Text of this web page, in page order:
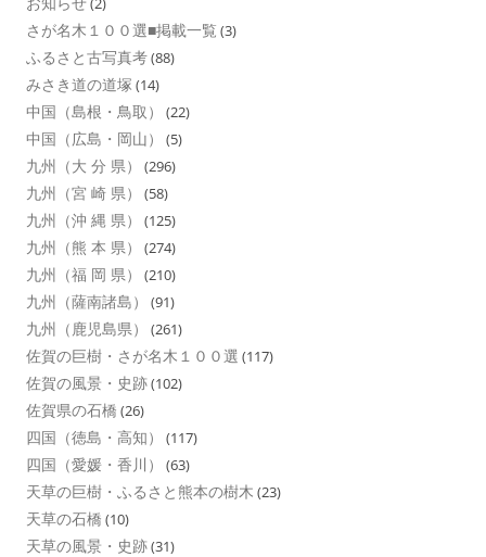
さが名木１００選■掲載一覧 (3)
ふるさと古写真考(88)
みさき道の道塚 (14)
中国（島根・鳥取） (22)
中国（広島・岡山） (5)
九州（大 分 県） (296)
九州（宮 崎 県） (58)
九州（沖 縄 県） (125)
九州（熊 本 県） (274)
九州（福 岡 県） (210)
九州（薩南諸島） (91)
九州（鹿児島県） (261)
佐賀の巨樹・さが名木１００選 (117)
佐賀の風景・史跡(102)
佐賀県の石橋 (26)
四国（徳島・高知） (117)
四国（愛媛・香川） (63)
天草の巨樹・ふるさと熊本の樹木 (23)
天草の石橋 (10)
天草の風景・史跡(31)